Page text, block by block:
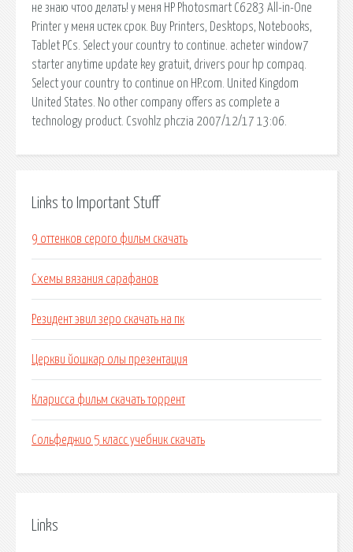
не знаю чтоо делать! у меня HP Photosmart C6283 All-in-One
Printer у меня истек срок. Buy Printers, Desktops, Notebooks,
Tablet PCs. Select your country to continue. acheter window7
starter anytime update key gratuit, drivers pour hp compaq.
Select your country to continue on HP.com. United Kingdom
United States. No other company offers as complete a
technology product. Csvohlz phczia 2007/12/17 13:06.
Links to Important Stuff
9 оттенков серого фильм скачать
Схемы вязания сарафанов
Резидент эвил зеро скачать на пк
Церкви йошкар олы презентация
Кларисса фильм скачать торрент
Сольфеджио 5 класс учебник скачать
Links